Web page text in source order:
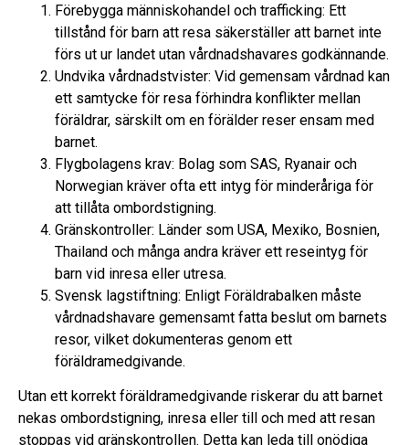
Förebygga människohandel och trafficking: Ett
tillstånd för barn att resa säkerställer att barnet inte
förs ut ur landet utan vårdnadshavares godkännande.
Undvika vårdnadstvister: Vid gemensam vårdnad kan
ett samtycke för resa förhindra konflikter mellan
föräldrar, särskilt om en förälder reser ensam med
barnet.
Flygbolagens krav: Bolag som SAS, Ryanair och
Norwegian kräver ofta ett intyg för minderåriga för
att tillåta ombordstigning.
Gränskontroller: Länder som USA, Mexiko, Bosnien,
Thailand och många andra kräver ett reseintyg för
barn vid inresa eller utresa.
Svensk lagstiftning: Enligt Föräldrabalken måste
vårdnadshavare gemensamt fatta beslut om barnets
resor, vilket dokumenteras genom ett
föräldramedgivande.
Utan ett korrekt föräldramedgivande riskerar du att barnet
nekas ombordstigning, inresa eller till och med att resan
stoppas vid gränskontrollen. Detta kan leda till onödiga